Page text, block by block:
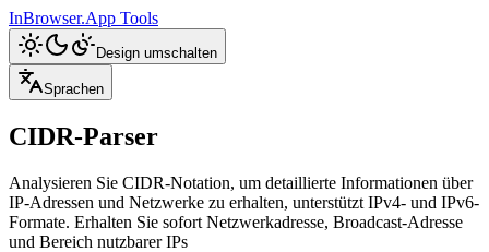
InBrowser.App Tools
Design umschalten
Sprachen
CIDR-Parser
Analysieren Sie CIDR-Notation, um detaillierte Informationen über
IP-Adressen und Netzwerke zu erhalten, unterstützt IPv4- und IPv6-
Formate. Erhalten Sie sofort Netzwerkadresse, Broadcast-Adresse
und Bereich nutzbarer IPs